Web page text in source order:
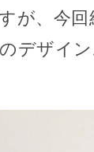
が、今
デザイ